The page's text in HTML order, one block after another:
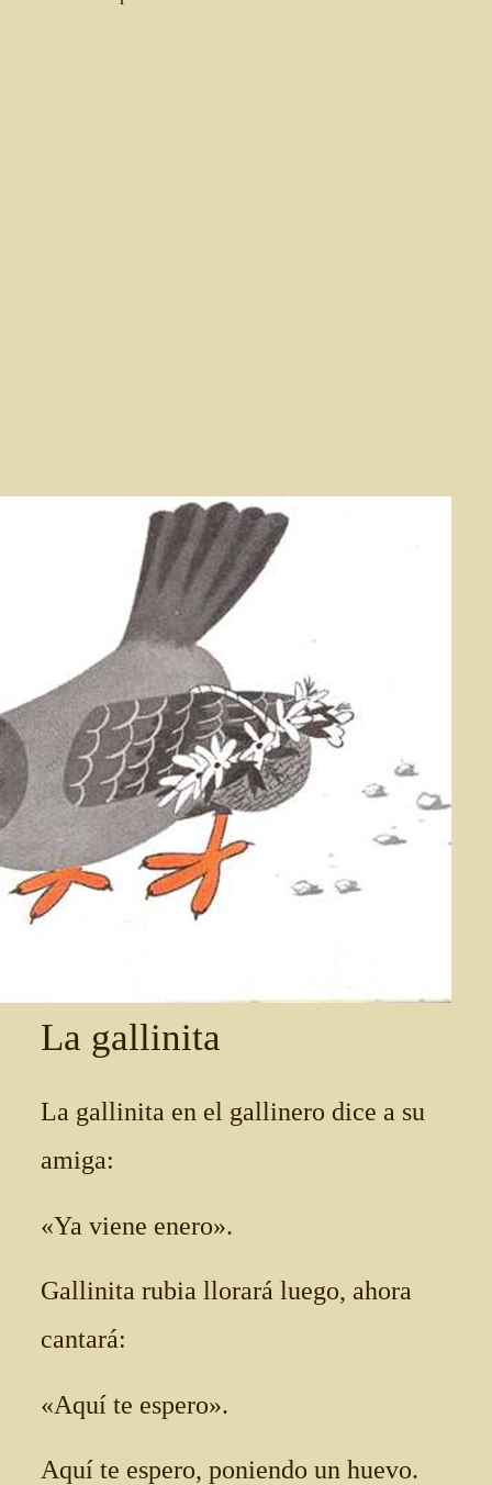
La gallinita
La gallinita en el gallinero dice a su
amiga:
«Ya viene enero».
Gallinita rubia llorará luego, ahora
cantará:
«Aquí te espero».
Aquí te espero, poniendo un huevo.